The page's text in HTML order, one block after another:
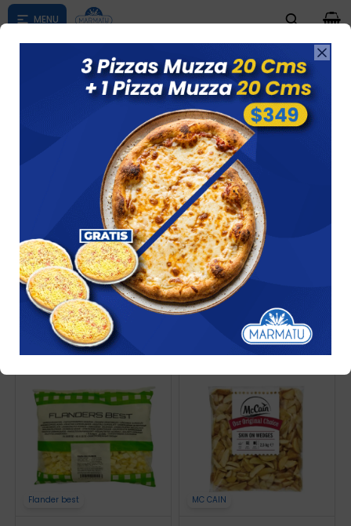

según su zona
0

PAPAS
Ver 39 artículos
Recomendados
Filtrando por: Papas
Flander best MC CAIN